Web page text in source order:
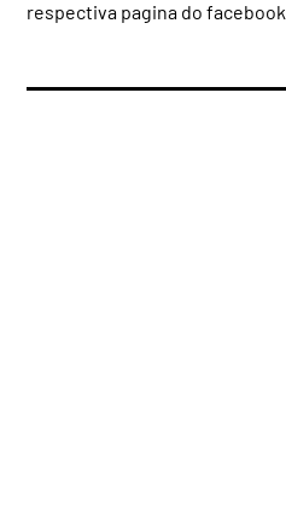
respectiva pagina do facebook.